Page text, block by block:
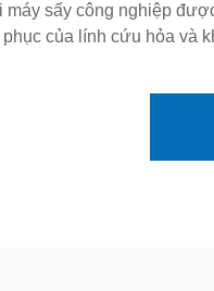
sấy công nghiệp
của lính cứu hỏa và